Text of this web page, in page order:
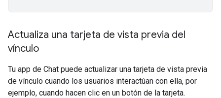
Actualiza una tarjeta de vista previa del
vínculo
Tu app de Chat puede actualizar una tarjeta de vista previa
de vínculo cuando los usuarios interactúan con ella, por
ejemplo, cuando hacen clic en un botón de la tarjeta.